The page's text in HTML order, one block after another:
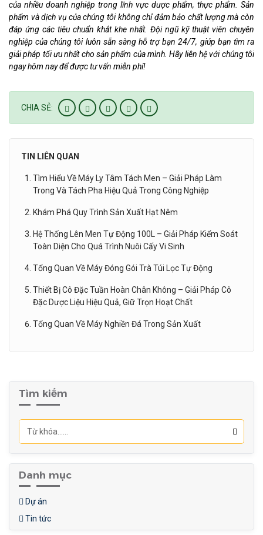
của nhiều doanh nghiệp trong lĩnh vực dược phẩm, thực phẩm. Sản
phẩm và dịch vụ của chúng tôi không chỉ đảm bảo chất lượng mà còn
đáp ứng các tiêu chuẩn khắt khe nhất. Đội ngũ kỹ thuật viên chuyên
nghiệp của chúng tôi luôn sẵn sàng hỗ trợ bạn 24/7, giúp bạn tìm ra
giải pháp tối ưu nhất cho sản phẩm của mình. Hãy liên hệ với chúng tôi
ngay hôm nay để được tư vấn miễn phí!
CHIA SẺ:
TIN LIÊN QUAN
Tìm Hiểu Về Máy Ly Tâm Tách Men – Giải Pháp Làm
Trong Và Tách Pha Hiệu Quả Trong Công Nghiệp
Khám Phá Quy Trình Sản Xuất Hạt Nêm
Hệ Thống Lên Men Tự Động 100L – Giải Pháp Kiểm Soát
Toàn Diện Cho Quá Trình Nuôi Cấy Vi Sinh
Tổng Quan Về Máy Đóng Gói Trà Túi Lọc Tự Động
Thiết Bị Cô Đặc Tuần Hoàn Chân Không – Giải Pháp Cô
Đặc Dược Liệu Hiệu Quả, Giữ Trọn Hoạt Chất
Tổng Quan Về Máy Nghiền Đá Trong Sản Xuất
Tìm kiếm
Danh mục
Dự án
Tin tức